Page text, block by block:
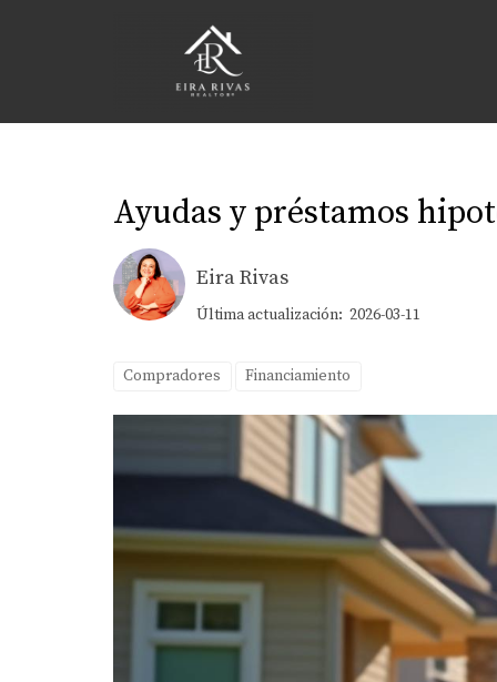
Ayudas y préstamos
Eira Rivas
Última actualización: 2026-03-11
Compradores Financiamiento